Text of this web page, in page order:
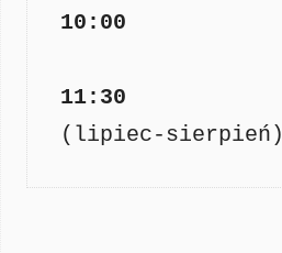
11:30
(lipiec-sierpień)